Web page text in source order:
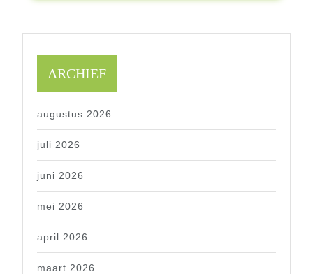
ARCHIEF
augustus 2026
juli 2026
juni 2026
mei 2026
april 2026
maart 2026